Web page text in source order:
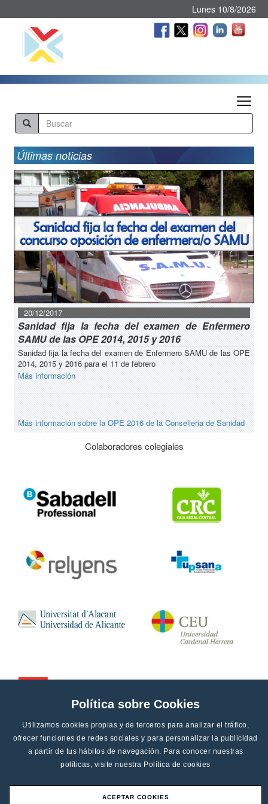
Política sobre Cookies
Utilizamos cookies propias y de terceros para analizar el tráfico,
ofrecer funciones de redes sociales y para personalizar la publicidad
a partir de tus hábitos de navegación. Para conocer nuestras
políticas, visite nuestra Política de cookies
ACEPTAR COOKIES
Lunes 10/8/2026
Últimas noticias
20/12/2017
Sanidad fija la fecha del examen de Enfermero
SAMU de las OPE 2014, 2015 y 2016
Sanidad fija la fecha del examen de Enfermero SAMU de las OPE
2014, 2015 y 2016 para el 11 de febrero
Más información
Más información sobre la OPE 2016 de la Conselleria de Sanidad
Colaboradores colegiales